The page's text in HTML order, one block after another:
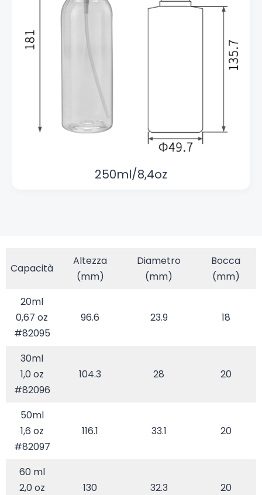
250ml/8,4oz
Capacità
Altezza
(mm)
Diametro
(mm)
Bocca
(mm)
20ml
0,67 oz
#82095
96.6 23.9 18
30ml
1,0 oz
#82096
104.3 28 20
50ml
1,6 oz
#82097
116.1 33.1 20
60 ml
2,0 oz
130 32.3 20